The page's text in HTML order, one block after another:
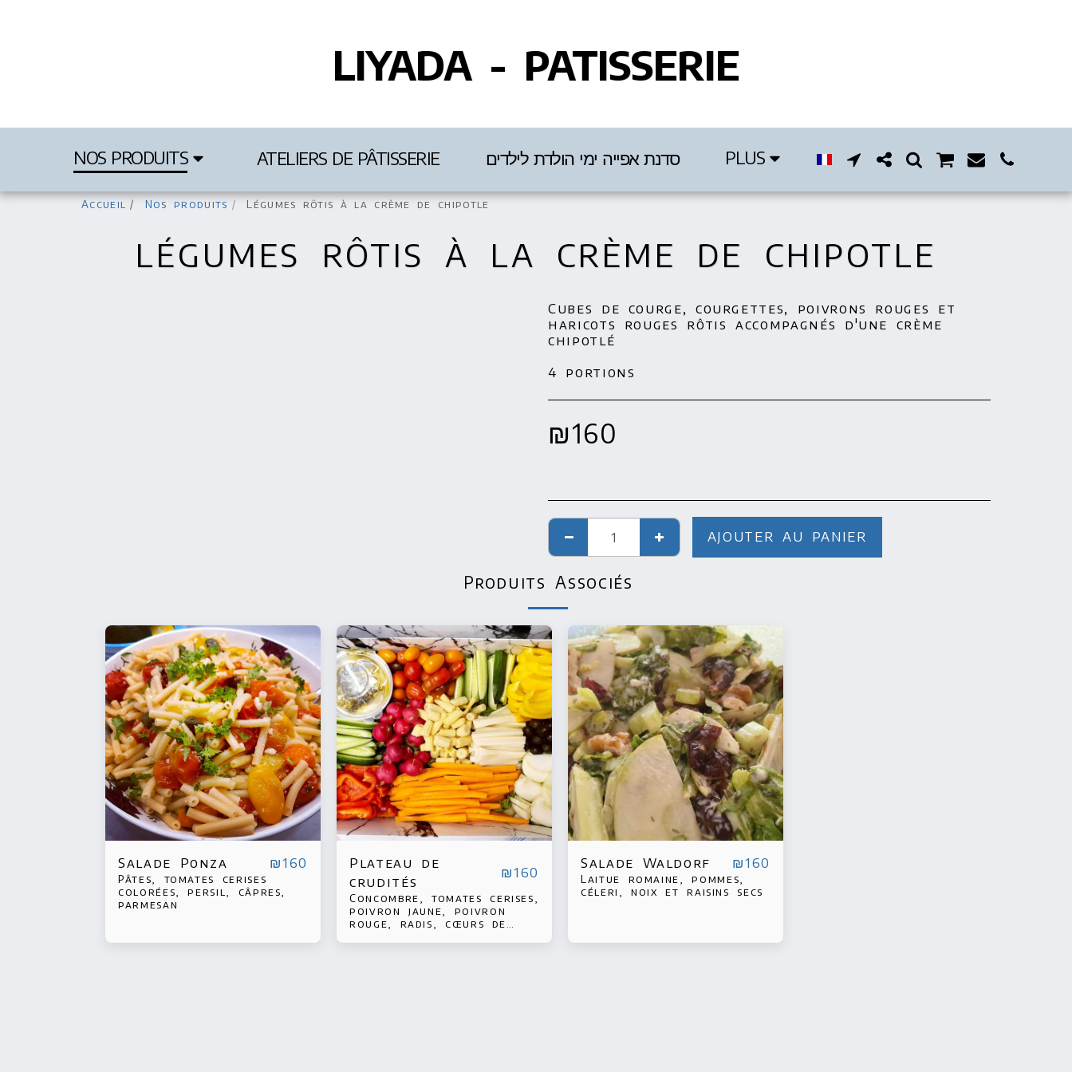
LIYADA - PATISSERIE
NOS PRODUITS ATELIERS DE PÂTISSERIE סדנת אפייה ימי הולדת לילדים PLUS
Accueil Nos produits Légumes rôtis à la crème de chipotle
LÉGUMES RÔTIS À LA CRÈME DE CHIPOTLE
Cubes de courge, courgettes, poivrons rouges et
haricots rouges rôtis accompagnés d'une crème
chipotlé
4 portions
₪160
AJOUTER AU PANIER
Produits Associés
Salade Ponza ₪160
Pâtes, tomates cerises
colorées, persil, câpres,
parmesan
Plateau de
crudités
₪160
Concombre, tomates cerises,
poivron jaune, poivron
rouge, radis, cœurs de
Salade Waldorf ₪160
Laitue romaine, pommes,
céleri, noix et raisins secs